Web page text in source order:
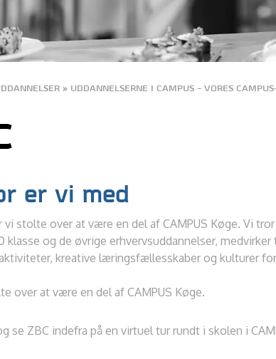
» UDDANNELSERNE I CAMPUS – VORES
er vi med
vi stolte over at være en del af CAMPUS Køge. Vi
klasse og de øvrige erhvervsuddannelser,
kreative læringsfællesskaber og kulturer
over at være en del af CAMPUS Køge.
se ZBC indefra på en virtuel tur rundt i skolen i